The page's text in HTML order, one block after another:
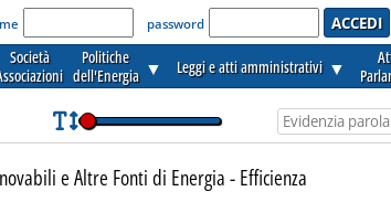
Login per accedere'
password
Società
Politiche
dell'Energia ▼ Leggi e atti amministrativi ▼
alla sezionee Altre Fonti di Energia - Efficienza